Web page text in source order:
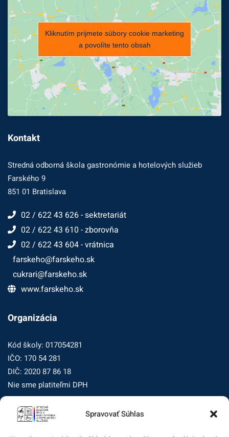
Spravovať Súhlas
Kliknutím prijmete súbory cookie marketing
a povolíte tento obsah
Kontakt
Stredná odborná škola gastronómie a hotelových služieb
Farského 9
851 01 Bratislava
02 / 622 43 626 - sektretariát
02 / 622 43 610 - zborovňa
02 / 622 43 604 - vrátnica
farskeho@farskeho.sk
cukrari@farskeho.sk
www.farskeho.sk
Organizácia
Kód školy: 017054281
IČO: 170 54 281
DIČ: 2020 87 86 18
Nie sme platiteľmi DPH
Zásady ochrany osobných údajov